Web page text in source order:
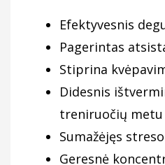
Efektyvesnis
Pagerintas
Stiprina
Didesnis
treniruočių metu
Sumažėjęs
Geresnė